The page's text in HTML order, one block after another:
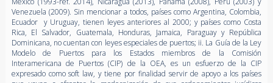
Venezuela (2009). Sin mencionar a todos, países como Argentina, Colombia,
Ecuador y Uruguay, tienen leyes anteriores al 2000; y países como Costa
Rica, El Salvador, Guatemala, Honduras, Jamaica, Paraguay y República
Dominicana, no cuentan con leyes especiales de puertos; ii. La Guía de la Ley
Modelo de Puertos para los Estados miembros de la Comisión
Interamericana de Puertos (CIP) de la OEA, es un esfuerzo de la CIP
expresado como soft law, y tiene por finalidad servir de apoyo a los países